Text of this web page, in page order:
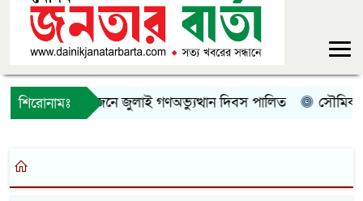
শিরোনামঃ
নানা আয়োজনে জুলাই গণঅভ্যুত্থান দিবস পালিত সৌমিক